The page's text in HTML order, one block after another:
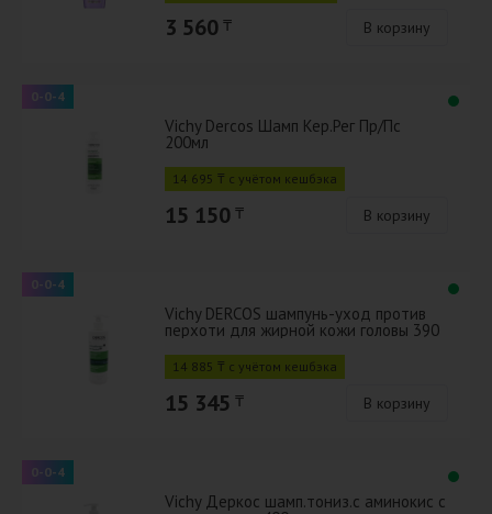
3 560 ₸ В корзину
0-0-4
Vichy Dercos Шамп Кер.Рег Пр/Пс
200мл
14 695 ₸ с учётом кешбэка
15 150 ₸ В корзину
0-0-4
Vichy DERCOS шампунь-уход против
перхоти для жирной кожи головы 390
14 885 ₸ с учётом кешбэка
15 345 ₸ В корзину
0-0-4
Vichy Деркос шамп.тониз.с аминокис с